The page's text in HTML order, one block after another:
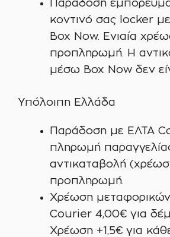
Παράδοση
κοντινό σας locker με
Box Now. Ενιαία
προπληρωμή. Η
μέσω Box Now δεν
Υπόλοιπη Ελλάδα
Παράδοση με ΕΛΤΑ
πληρωμή
αντικαταβολή
προπληρωμή.
Χρέωση
Courier 4,00€ για
Χρέωση +1,5€ για